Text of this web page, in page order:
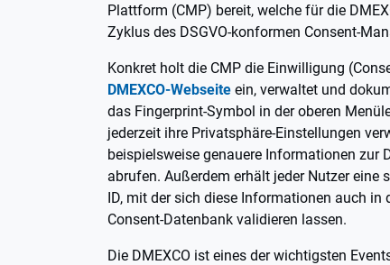
Plattform (CMP) bereit, welche für die
Zyklus des DSGVO-konformen Consent-
Konkret holt die CMP die Einwilligung
DMEXCO-Webseite ein, verwaltet und
das Fingerprint-Symbol in der oberen
jederzeit ihre Privatsphäre-Einstellungen
beispielsweise genauere Informationen zur
abrufen. Außerdem erhält jeder Nutzer eine
ID, mit der sich diese Informationen auch in
Consent-Datenbank validieren lassen.
Die DMEXCO ist eines der wichtigsten